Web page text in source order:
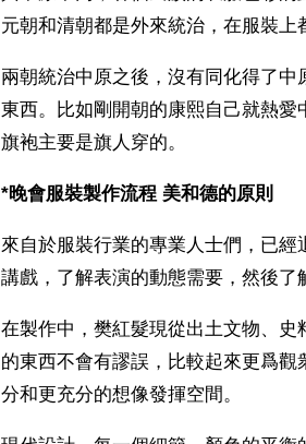
元朝和清朝都是外來統治，在服裝上
兩朝統治中原之後，沒有同化得了
東西。比如剛開朝的康熙自己就熱愛
旗袍主要是旗人穿的。
*晚會服裝製作流程 美和德的原則
來自於服裝行業的專業人士們，已
講戲，了解表演的動態需要，然後了
在製作中，樊紅髮現從出土文物、
的東西不會有謬誤，比較起來更爲
分和更充分的想像發揮空間。